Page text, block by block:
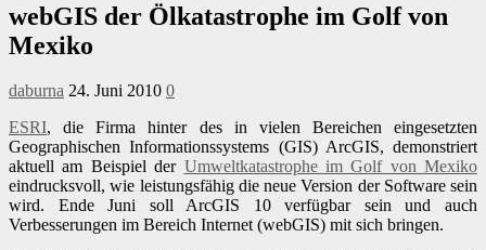
webGIS der Ölkatastrophe im Golf von
Mexiko
daburna 24. Juni 2010 0
ESRI, die Firma hinter des in vielen Bereichen eingesetzten
Geographischen Informationssystems (GIS) ArcGIS, demonstriert
aktuell am Beispiel der Umweltkatastrophe im Golf von Mexiko
eindrucksvoll, wie leistungsfähig die neue Version der Software sein
wird. Ende Juni soll ArcGIS 10 verfügbar sein und auch
Verbesserungen im Bereich Internet (webGIS) mit sich bringen.